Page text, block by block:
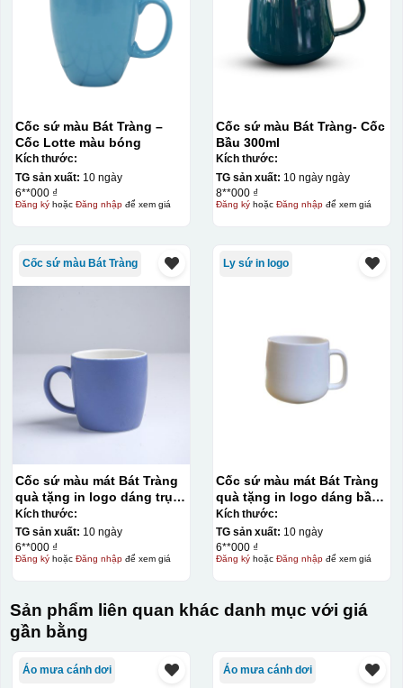
Kiểu in:
In logo 2 mặt
In logo 1 mặt
Kiểu hộp:
Hộp carton trắng ( cốc sứ )
Cốc sứ màu Bát Tràng –
Cốc Lotte màu bóng
Kích thước:
TG sản xuất: 10 ngày
6**000 ₫
Đăng kýhoặc Đăng nhậpđể xem giá
Cốc sứ màu Bát Tràng- Cốc
Bầu 300ml
Kích thước:
TG sản xuất: 10 ngày ngày
8**000 ₫
Đăng kýhoặc Đăng nhậpđể xem giá
Cốc sứ màu Bát Tràng
Cốc sứ màu mát Bát Tràng
quà tặng in logo dáng trụ
lùn quai C 330ml KQ-CSM09
Kích thước:
TG sản xuất: 10 ngày
6**000 ₫
Đăng kýhoặc Đăng nhậpđể xem giá
Ly sứ in logo
Cốc sứ màu mát Bát Tràng
quà tặng in logo dáng bầu
quai vuông 250ml KQ-
CSM07
Kích thước:
TG sản xuất: 10 ngày
6**000 ₫
Đăng kýhoặc Đăng nhậpđể xem giá
Sản phẩm liên quan khác danh mục với giá
gần bằng
Áo mưa cánh dơi Áo mưa cánh dơi